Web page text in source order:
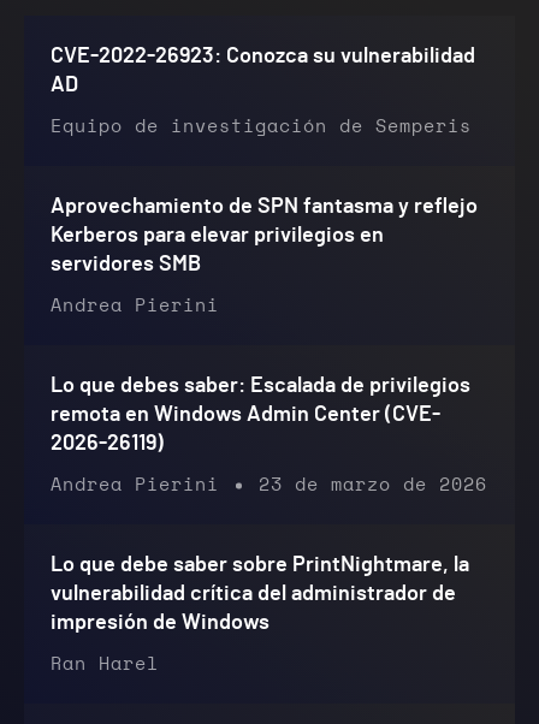
CVE-2022-26923: Conozca su vulnerabilidad
AD
Equipo de investigación de Semperis
Aprovechamiento de SPN fantasma y reflejo
Kerberos para elevar privilegios en
servidores SMB
Andrea Pierini
Lo que debes saber: Escalada de privilegios
remota en Windows Admin Center (CVE-
2026-26119)
Andrea Pierini 23 de marzo de 2026
Lo que debe saber sobre PrintNightmare, la
vulnerabilidad crítica del administrador de
impresión de Windows
Ran Harel